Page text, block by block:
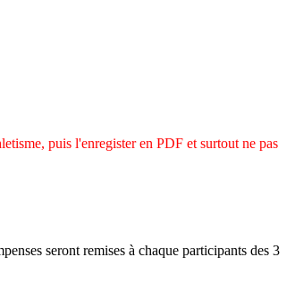
puis l'enregister en PDF et surtout ne pas
seront remises à chaque participants des 3